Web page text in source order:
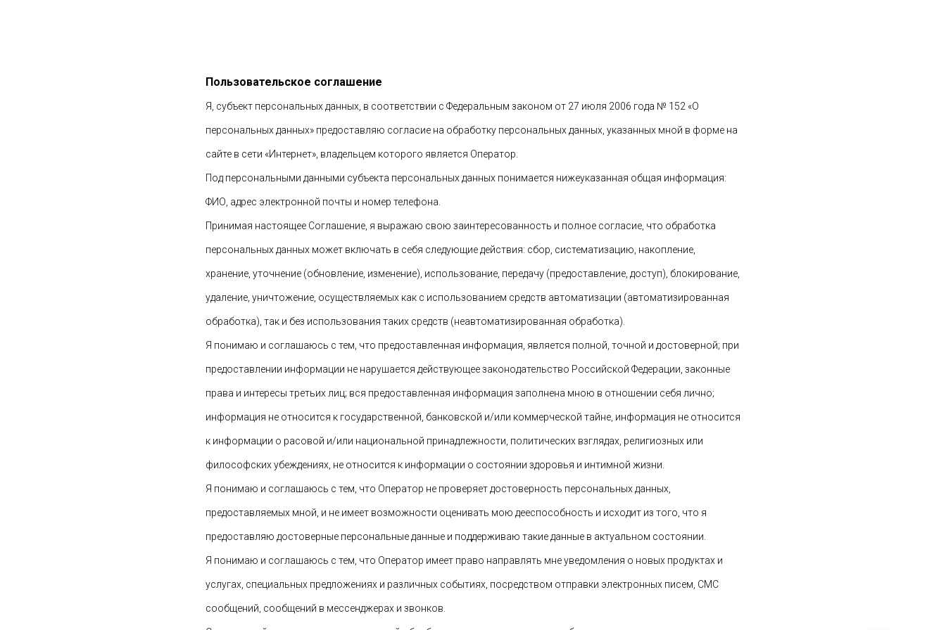
Пользовательское соглашение
Я, субъект персональных данных, в соответствии с Федеральным законом от 27 июля 2006 года № 152 «О
персональных данных» предоставляю согласие на обработку персональных данных, указанных мной в форме на
сайте в сети «Интернет», владельцем которого является Оператор.
Под персональными данными субъекта персональных данных понимается нижеуказанная общая информация:
ФИО, адрес электронной почты и номер телефона.
Принимая настоящее Соглашение, я выражаю свою заинтересованность и полное согласие, что обработка
персональных данных может включать в себя следующие действия: сбор, систематизацию, накопление,
хранение, уточнение (обновление, изменение), использование, передачу (предоставление, доступ), блокирование,
удаление, уничтожение, осуществляемых как с использованием средств автоматизации (автоматизированная
обработка), так и без использования таких средств (неавтоматизированная обработка).
Я понимаю и соглашаюсь с тем, что предоставленная информация, является полной, точной и достоверной; при
предоставлении информации не нарушается действующее законодательство Российской Федерации, законные
права и интересы третьих лиц; вся предоставленная информация заполнена мною в отношении себя лично;
информация не относится к государственной, банковской и/или коммерческой тайне, информация не относится
к информации о расовой и/или национальной принадлежности, политических взглядах, религиозных или
философских убеждениях, не относится к информации о состоянии здоровья и интимной жизни.
Я понимаю и соглашаюсь с тем, что Оператор не проверяет достоверность персональных данных,
предоставляемых мной, и не имеет возможности оценивать мою дееспособность и исходит из того, что я
предоставляю достоверные персональные данные и поддерживаю такие данные в актуальном состоянии.
Я понимаю и соглашаюсь с тем, что Оператор имеет право направлять мне уведомления о новых продуктах и
услугах, специальных предложениях и различных событиях, посредством отправки электронных писем, СМС
сообщений, сообщений в мессенджерах и звонков.